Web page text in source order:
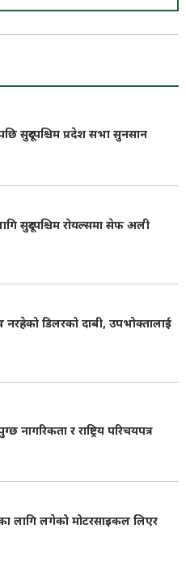
सुदूरपश्चिम प्रदेश सभा सुनसान
सुदूरपश्चिम रोयल्समा सेफ अली
डिलरको दाबी, उपभोक्तालाई
र राष्ट्रिय परिचयपत्र
लागि लगेको मोटरसाइकल लिएर